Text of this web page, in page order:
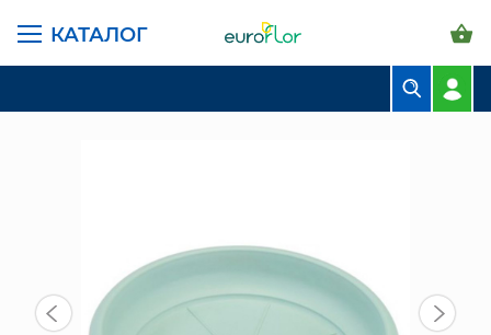
КАТАЛОГ
КОМНАТНЫЕ РАСТЕНИЯ
ГЛАВНАЯ СТРАНИЦА КАТАЛОГ
ГОРШКИ И КАШПО